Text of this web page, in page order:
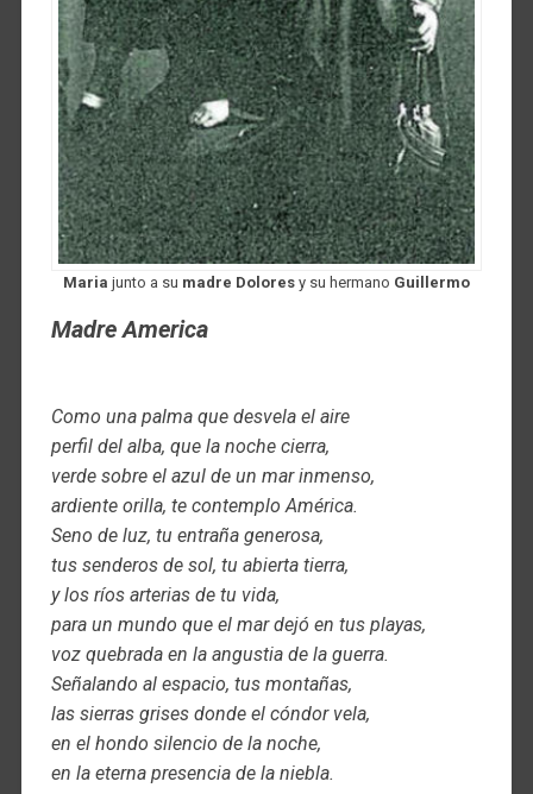
Maria junto a su madre Dolores y su hermano Guillermo
Madre America
Como una palma que desvela el aire
perfil del alba, que la noche cierra,
verde sobre el azul de un mar inmenso,
ardiente orilla, te contemplo América.
Seno de luz, tu entraña generosa,
tus senderos de sol, tu abierta tierra,
y los ríos arterias de tu vida,
para un mundo que el mar dejó en tus playas,
voz quebrada en la angustia de la guerra.
Señalando al espacio, tus montañas,
las sierras grises donde el cóndor vela,
en el hondo silencio de la noche,
en la eterna presencia de la niebla.